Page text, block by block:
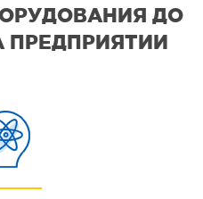
ДО
ПРЕДПРИЯТИИ